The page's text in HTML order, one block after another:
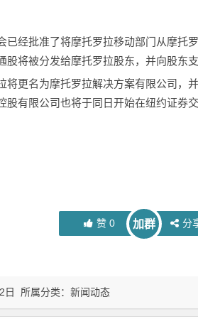
已经批准了将摩托罗拉移动部门从摩托
股将被分发给摩托罗拉股东，并向股东支
更名为摩托罗拉解决方案有限公司，
股有限公司也将于同日开始在纽约证券交
赞0 加群 分
所属分类： 新闻动态